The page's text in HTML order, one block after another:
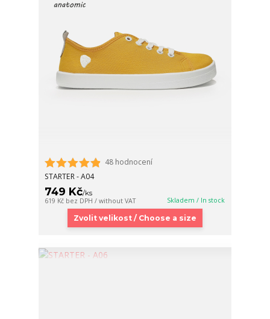
48 hodnocení
STARTER - A04
749 Kč/ks
619 Kč bez DPH / without VAT Skladem / In stock
Zvolit velikost / Choose a size